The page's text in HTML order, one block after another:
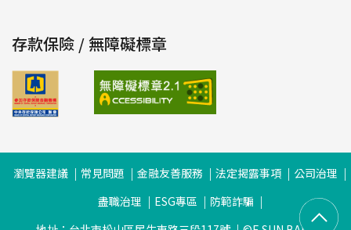
存款保險 / 無障礙標章
瀏覽器建議 常見問題 金融友善服務 法定揭露事項
公司治理
盡職治理
ESG專區
防範詐騙